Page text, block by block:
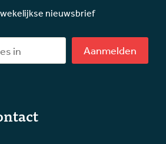
nieuwsbrief
Aanmelden